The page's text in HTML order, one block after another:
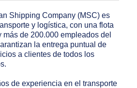
Shipping Company (MSC) es
y logística, con una flota
más de 200.000 empleados del
la entrega puntual de
a clientes de todos los
de experiencia en el transporte